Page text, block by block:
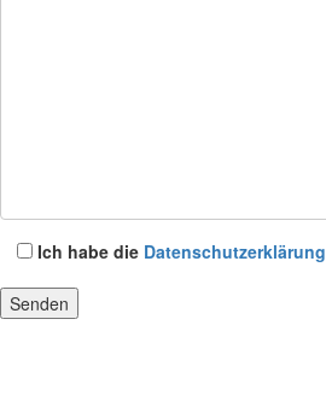
Ich habe die Datenschutzerklärung